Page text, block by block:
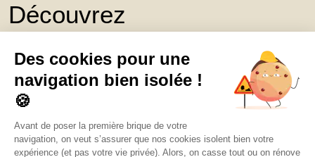
Découvrez
un catalogue de
conseils et inspirations